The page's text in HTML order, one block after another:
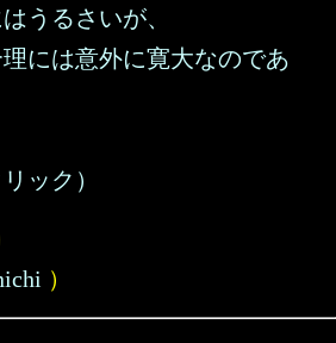
うるさいが、
には意外に寛大なのであ
ック）
）